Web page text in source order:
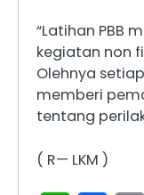
“Latihan PBB
kegiatan non
Olehnya
memberi
tentang
( R— LKM )